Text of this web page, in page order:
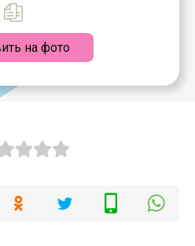
на фото